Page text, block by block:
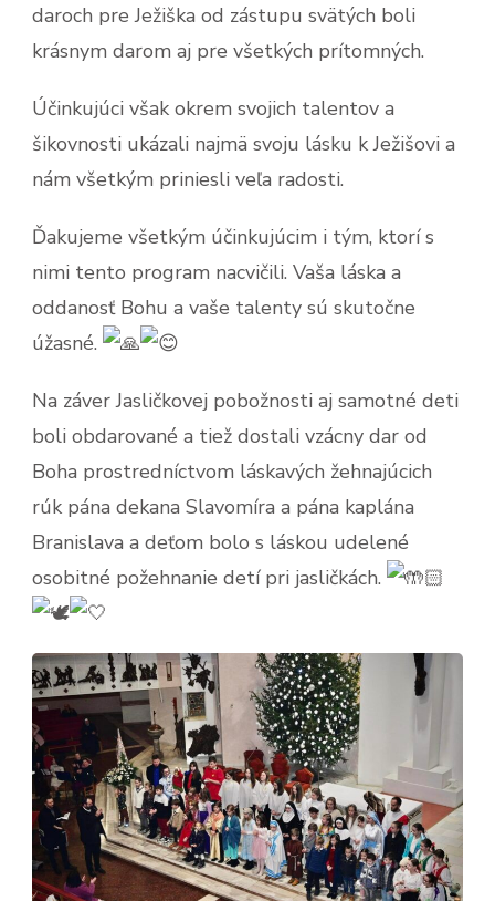
daroch pre Ježiška od zástupu svätých boli
krásnym darom aj pre všetkých prítomných.
Účinkujúci však okrem svojich talentov a
šikovnosti ukázali najmä svoju lásku k Ježišovi a
nám všetkým priniesli veľa radosti.
Ďakujeme všetkým účinkujúcim i tým, ktorí s
nimi tento program nacvičili. Vaša láska a
oddanosť Bohu a vaše talenty sú skutočne
úžasné.
Na záver Jasličkovej pobožnosti aj samotné deti
boli obdarované a tiež dostali vzácny dar od
Boha prostredníctvom láskavých žehnajúcich
rúk pána dekana Slavomíra a pána kaplána
Branislava a deťom bolo s láskou udelené
osobitné požehnanie detí pri jasličkách.